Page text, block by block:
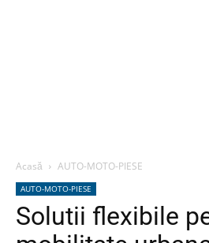
Acasă AUTO-MOTO-PIESE
AUTO-MOTO-PIESE
Solutii flexibile